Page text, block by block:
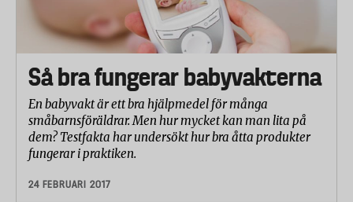
Så bra fungerar babyvakterna
En babyvakt är ett bra hjälpmedel för många
småbarnsföräldrar. Men hur mycket kan man lita på
dem? Testfakta har undersökt hur bra åtta produkter
fungerar i praktiken.
24 FEBRUARI 2017